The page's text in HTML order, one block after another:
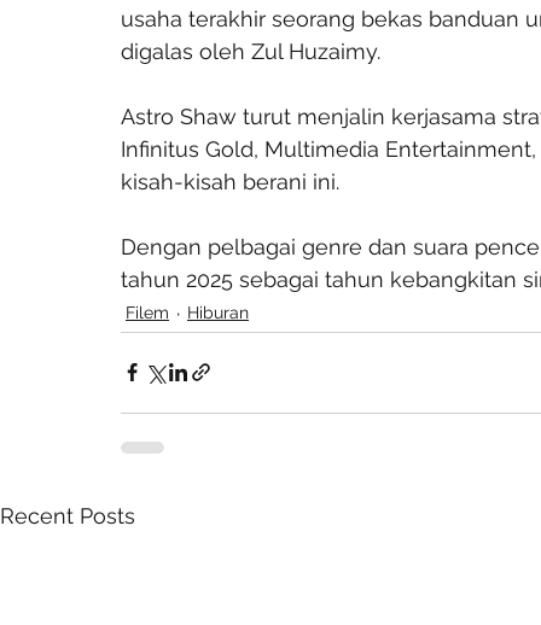
usaha terakhir seorang bekas banduan
digalas oleh Zul Huzaimy.
Astro Shaw turut menjalin kerjasama
Infinitus Gold, Multimedia
kisah-kisah berani ini.
Dengan pelbagai genre dan suara
tahun 2025 sebagai tahun kebangkitan
Filem Hiburan
Recent Posts